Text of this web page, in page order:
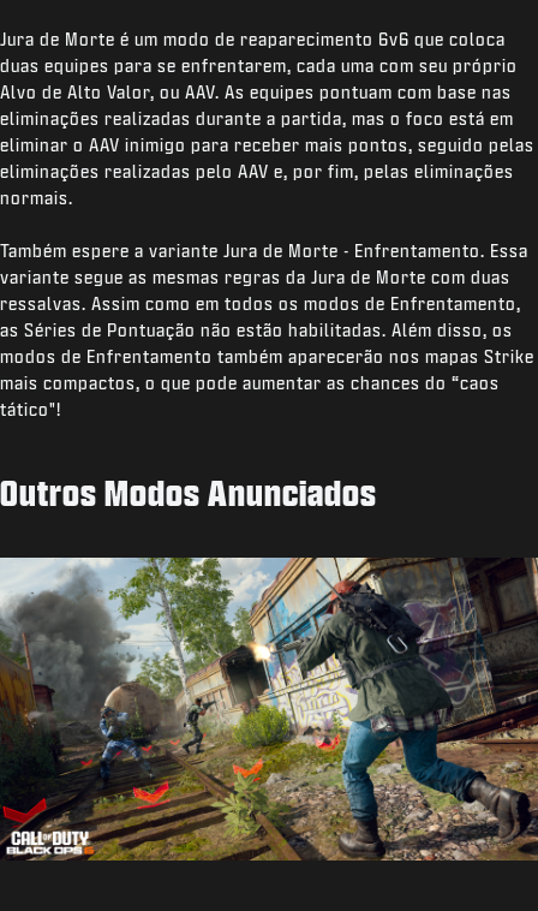
Jura de Morte é um modo de reaparecimento 6v6 que coloca
duas equipes para se enfrentarem, cada uma com seu próprio
Alvo de Alto Valor, ou AAV. As equipes pontuam com base nas
eliminações realizadas durante a partida, mas o foco está em
eliminar o AAV inimigo para receber mais pontos, seguido pelas
eliminações realizadas pelo AAV e, por fim, pelas eliminações
normais.
Também espere a variante Jura de Morte - Enfrentamento. Essa
variante segue as mesmas regras da Jura de Morte com duas
ressalvas. Assim como em todos os modos de Enfrentamento,
as Séries de Pontuação não estão habilitadas. Além disso, os
modos de Enfrentamento também aparecerão nos mapas Strike
mais compactos, o que pode aumentar as chances do “caos
tático"!
Outros Modos Anunciados